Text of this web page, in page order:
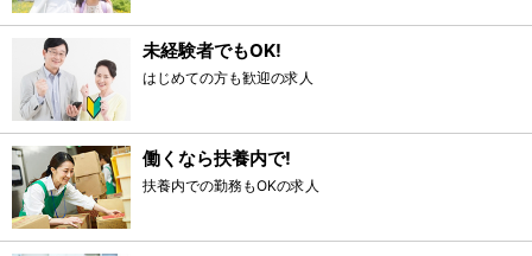
未経験者でもOK!
はじめての方も歓迎の求人
働くなら扶養内で!
扶養内での勤務もOKの求人